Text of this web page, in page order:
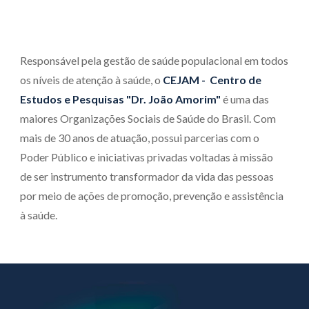
Responsável pela gestão de saúde populacional em todos
os níveis de atenção à saúde,o CEJAM - Centro de
Estudos e Pesquisas "Dr. João Amorim" é uma das
maiores Organizações Sociais de Saúde do Brasil. Com
mais de 30 anos de atuação, possui parcerias com o
Poder Público e iniciativas privadas voltadas à missão
de ser instrumento transformador da vida das pessoas
por meio de ações de promoção, prevenção e assistência
à saúde.